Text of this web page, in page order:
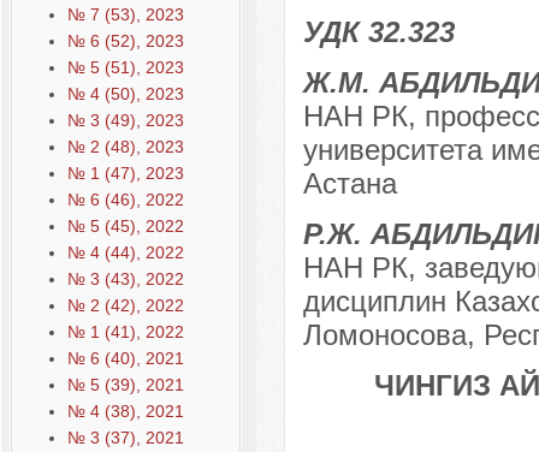
№ 7 (53), 2023
№ 6 (52), 2023
№ 5 (51), 2023
№ 4 (50), 2023
№ 3 (49), 2023
№ 2 (48), 2023
№ 1 (47), 2023
№ 6 (46), 2022
№ 5 (45), 2022
№ 4 (44), 2022
№ 3 (43), 2022
№ 2 (42), 2022
№ 1 (41), 2022
№ 6 (40), 2021
№ 5 (39), 2021
№ 4 (38), 2021
№ 3 (37), 2021
УДК 32.323
Ж.М.
НАН РК,
университета
Астана
Р.Ж.
НАН РК,
дисциплин
Ломоносова,
ЧИНГИЗ